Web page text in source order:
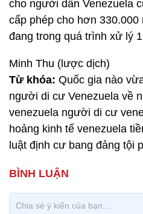
cho người dân Venezuela
cấp phép cho hơn
đang trong quá trình xử lý
Minh Thu (lược dịch)
Từ khóa: Quốc gia nào
người di cư Venezuela về
venezuela người di cư
hoảng kinh tế venezuela
luật định cư bang đảng tội